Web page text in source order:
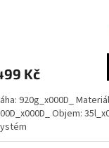
Kč
920g_x000D_
Objem: